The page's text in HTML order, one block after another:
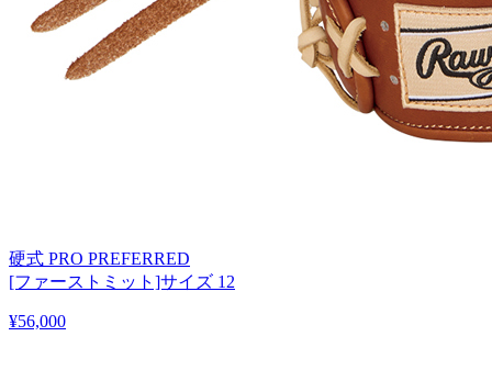
硬式 PRO PREFERRED
[ファーストミット]サイズ 12
¥56,000